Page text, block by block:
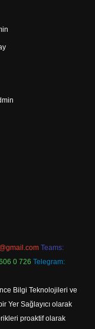
Teams:
0 726 Telegram:
Bilgi Teknolojileri ve
Yer Sağlayıcı olarak
proaktif olarak